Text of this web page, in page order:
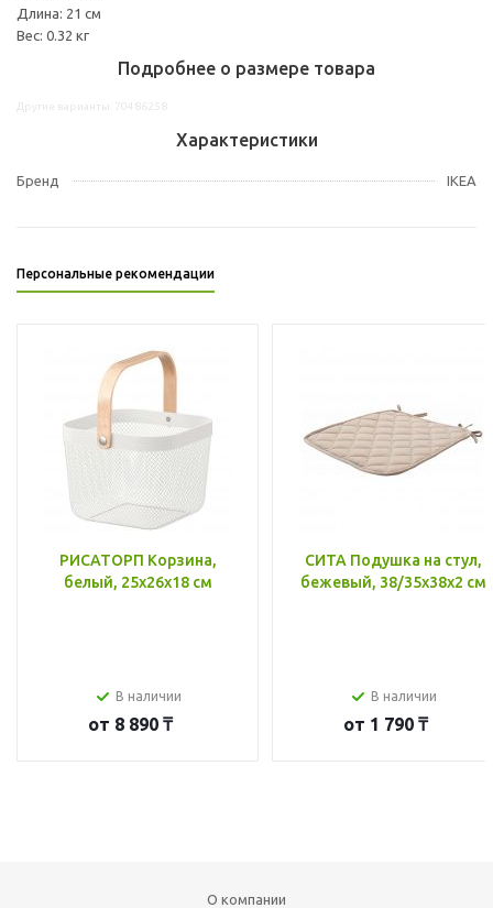
Длина: 21 см
Вес: 0.32 кг
Подробнее о размере товара
Характеристики
Бренд IKEA
Персональные рекомендации
РИСАТОРП Корзина,
белый, 25x26x18 см
В наличии
от 8 890 ₸
СИТА Подушка на стул,
бежевый, 38/35x38x2 см
В наличии
от 1 790 ₸
О компании